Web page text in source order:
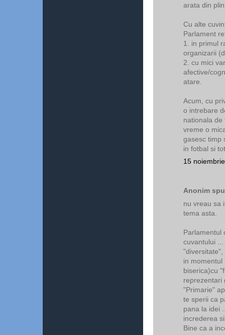
arata din
Cu alte
Parlament
1. in primul
organizarii
2. cu mici
afective/
atare.
Acum, cu
o intrebare
nationala de
vreme o
gasesc timp
in fotbal si
15
Anonim
nu vreau sa
tema asta.
Parlamentul
cuvantului
in momentul
biserica)cu
reprezentari
"Primarie"
te sperii ca
pana la idei
increderea
Bine ca a